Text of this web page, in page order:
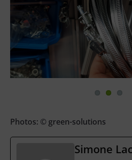
Previous
Photos: © green-solutions
Simone